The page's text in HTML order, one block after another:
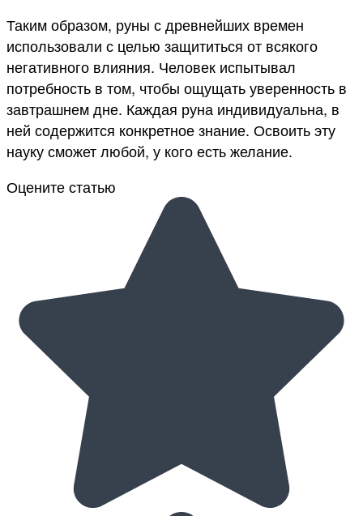
Таким образом, руны с древнейших времен
использовали с целью защититься от всякого
негативного влияния. Человек испытывал
потребность в том, чтобы ощущать уверенность в
завтрашнем дне. Каждая руна индивидуальна, в
ней содержится конкретное знание. Освоить эту
науку сможет любой, у кого есть желание.
Оцените статью